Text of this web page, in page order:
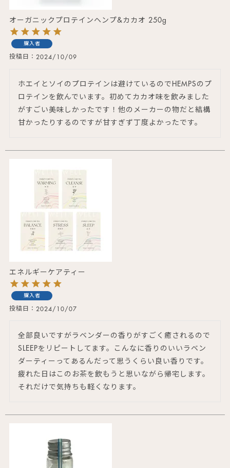
オーガニックプロテインヘンプ&カカオ 250g
購入者
投稿日 2024/10/09
ホエイとソイのプロテインは避けているのでHEMPSのプ
ロテインを飲んでいます。初めてカカオ味を飲みました
がすごい美味しかったです！他のメーカーの物だと結構
甘かったりするのですが甘すぎず丁度よかったです。
エネルギーケアティー
購入者
投稿日 2024/10/07
全部良いですがラベンダーの香りがすごく癒されるので
SLEEPをリピートしてます。こんなに香りのいいラベン
ダーティーってあるんだって思うくらい良い香りです。
疲れた日はこのお茶を飲もうと思いながら帰宅します。
それだけで気持ちも軽くなります。